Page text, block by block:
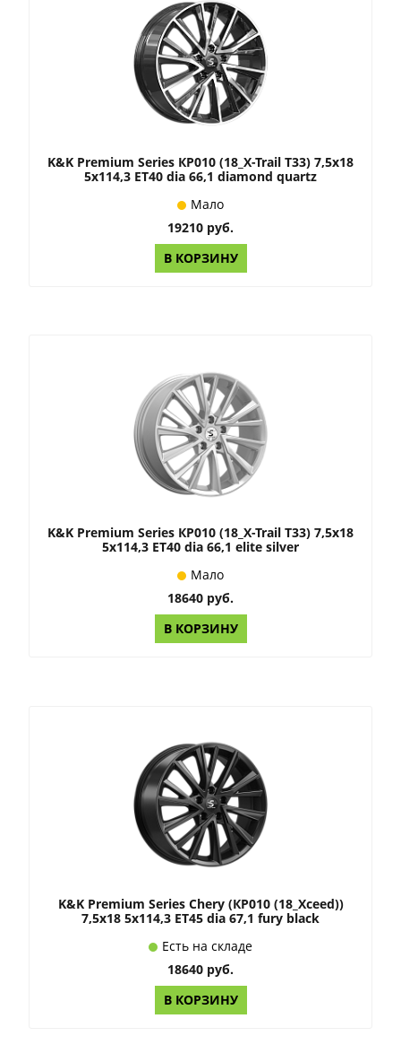
K&K Premium Series КР010 (18_X-Trail T33) 7,5x18
5x114,3 ET40 dia 66,1 diamond quartz
Мало
19210 руб.
В КОРЗИНУ
K&K Premium Series КР010 (18_X-Trail T33) 7,5x18
5x114,3 ET40 dia 66,1 elite silver
Мало
18640 руб.
В КОРЗИНУ
K&K Premium Series Chery (КР010 (18_Xceed))
7,5x18 5x114,3 ET45 dia 67,1 fury black
Есть на складе
18640 руб.
В КОРЗИНУ